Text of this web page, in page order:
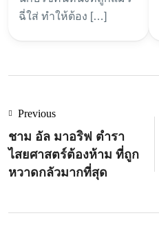
ฉี่ใส่ ทำให้ต้อง […]
Previous
ชาม อัล มาอริฟ ตำรา
ไสยศาสตร์ต้องห้าม ที่ถูก
หวาดกลัวมากที่สุด